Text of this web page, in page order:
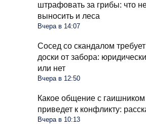
штрафовать за грибы: что
выносить и леса
Вчера в 14:07
Сосед со скандалом
доски от забора:
или нет
Вчера в 12:50
Какое общение с
приведет к конфликту:
Вчера в 10:13